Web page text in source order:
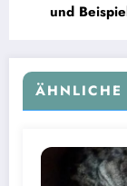
und
ÄHNLICHE